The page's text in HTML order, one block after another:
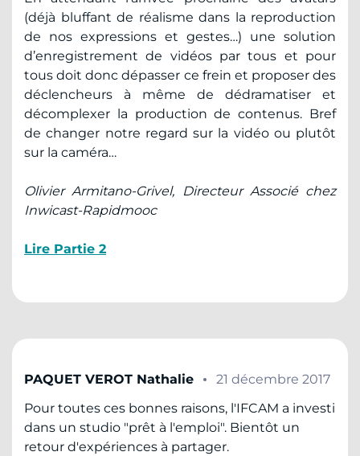
(déjà bluffant de réalisme dans la reproduction
de nos expressions et gestes…) une solution
d’enregistrement de vidéos par tous et pour
tous doit donc dépasser ce frein et proposer des
déclencheurs à même de dédramatiser et
décomplexer la production de contenus. Bref
de changer notre regard sur la vidéo ou plutôt
sur la caméra…
Olivier Armitano-Grivel, Directeur Associé chez
Inwicast-Rapidmooc
Lire Partie 2
PAQUET VEROT Nathalie
21 décembre 2017
Pour toutes ces bonnes raisons, l'IFCAM a investi
dans un studio "prêt à l'emploi". Bientôt un
retour d'expériences à partager.